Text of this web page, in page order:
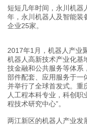
短短几年时间，永川机器
年，永川机器人及智能装
企业25家。
2017年1月，机器人产业
机器人高新技术产业化基
技金融和公共服务等体系
部件配套、应用服务于一
并举行了全球首发式。重
人工程本科专业，科创职
程技术研究中心”。
两江新区的机器人产业发